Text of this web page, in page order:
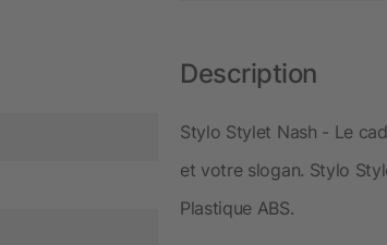
Description
Stylo Stylet Nash - Le
et votre slogan. Stylo
Plastique ABS.